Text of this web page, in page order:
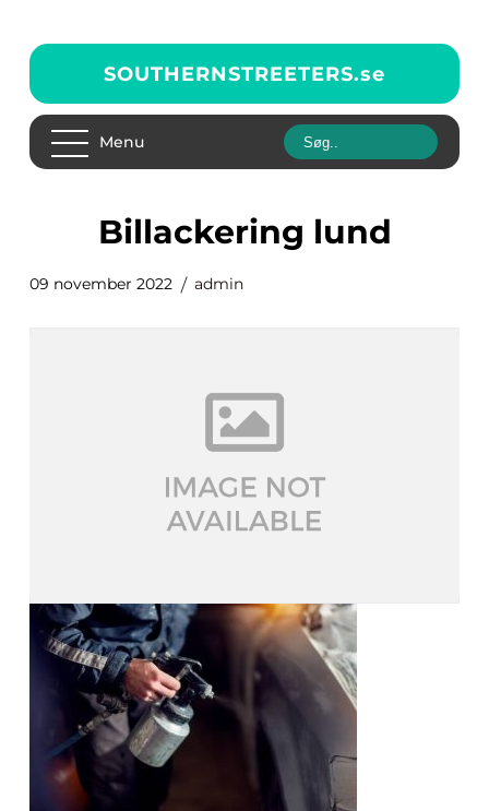
SOUTHERNSTREETERS.se
Menu
billackering lund
09 november 2022 admin